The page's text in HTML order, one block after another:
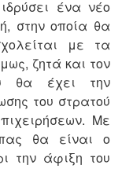
ένα νέο
στην οποία θα
με τα
ζητά και τον
θα έχει την
του στρατού
Με
θα είναι ο
την άφιξη του